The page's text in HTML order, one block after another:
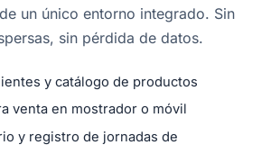
un único entorno integrado. Sin
sin pérdida de datos.
y catálogo de productos
venta en mostrador o móvil
y registro de jornadas de